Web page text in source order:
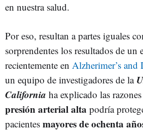
en nuestra salud.
Por eso, resultan a partes iguales
sorprendentes los resultados de
recientemente en Alzherimer’s and
un equipo de investigadores de la
California ha explicado las
presión arterial alta podría
pacientes mayores de ochenta